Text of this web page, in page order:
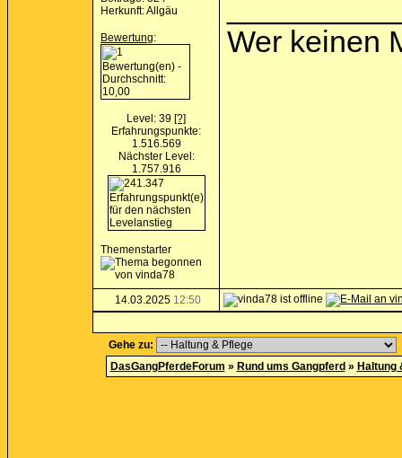
Herkunft: Allgäu
Bewertung:
Level: 39 [?]
Erfahrungspunkte:
1.516.569
Nächster Level:
1.757.916
Themenstarter
Wer keinen
14.03.2025 12:50
Gehe zu:
DasGangPferdeForum » Rund ums Gangpferd » Haltung